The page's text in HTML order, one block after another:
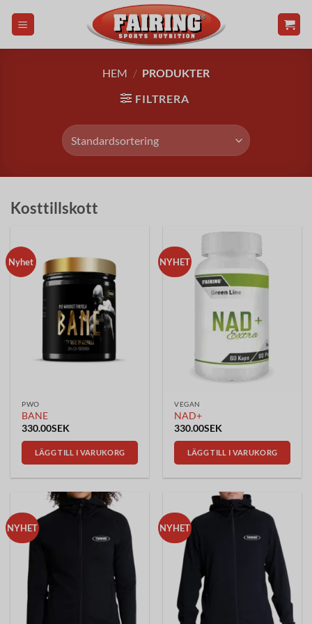
HEM / PRODUKTER
FILTRERA
Kosttillskott
Nyhet
PWO
BANE
330.00SEK
LÄGG TILL I VARUKORG
NYHET
VEGAN
NAD+
330.00SEK
LÄGG TILL I VARUKORG
NYHET NYHET